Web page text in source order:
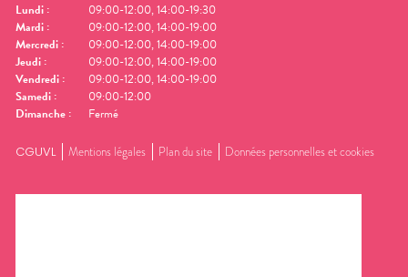
Lundi :
09:00-12:00, 14:00-19:30
Mardi :
09:00-12:00, 14:00-19:00
Mercredi :
09:00-12:00, 14:00-19:00
Jeudi :
09:00-12:00, 14:00-19:00
Vendredi :
09:00-12:00, 14:00-19:00
Samedi :
09:00-12:00
Dimanche : Fermé
CGUVL Mentions légales Plan du site Données personnelles et cookies